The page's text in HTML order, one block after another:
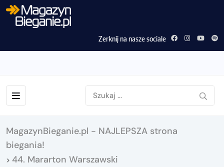
Zerknij na nasze sociale
MagazynBieganie.pl - NAJLEPSZA strona
biegania!
> 44. Mararton Warszawski